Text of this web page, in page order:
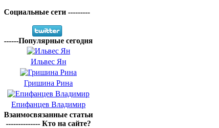
Социальные сети ---------
------Популярные сегодня
Ильвес Ян
Гришина Рина
Епифанцев Владимир
Взаимосвязанные статьи
-------------- Кто на сайте?